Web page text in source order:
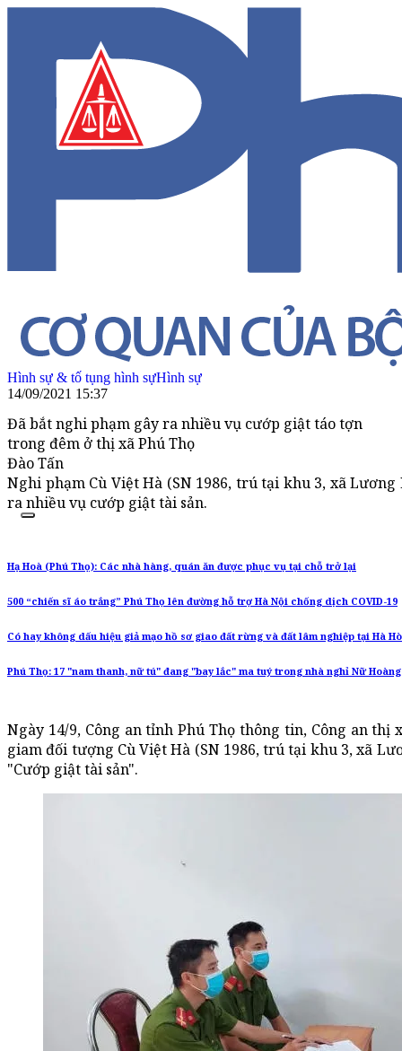
Hình sự & tố tụng hình sựHình sự
14/09/2021 15:37
Đã bắt nghi phạm gây ra nhiều vụ cướp giật táo tợn
trong đêm ở thị xã Phú Thọ
Đào Tấn
Nghi phạm Cù Việt Hà (SN 1986, trú tại khu 3, xã
ra nhiều vụ cướp giật tài sản.
Hạ Hoà (Phú Thọ): Các nhà hàng, quán ăn được phục vụ tại chỗ trở lại
500 “chiến sĩ áo trắng” Phú Thọ lên đường hỗ trợ Hà Nội chống dịch COVID-19
Có hay không dấu hiệu giả mạo hồ sơ giao đất rừng và đất lâm nghiệp tại Hà
Phú Thọ: 17 "nam thanh, nữ tú" đang "bay lắc" ma tuý trong nhà nghỉ Nữ Hoàng
Ngày 14/9, Công an tỉnh Phú Thọ thông tin, Công an
giam đối tượng Cù Việt Hà (SN 1986, trú tại khu 3, xã
"Cướp giật tài sản".